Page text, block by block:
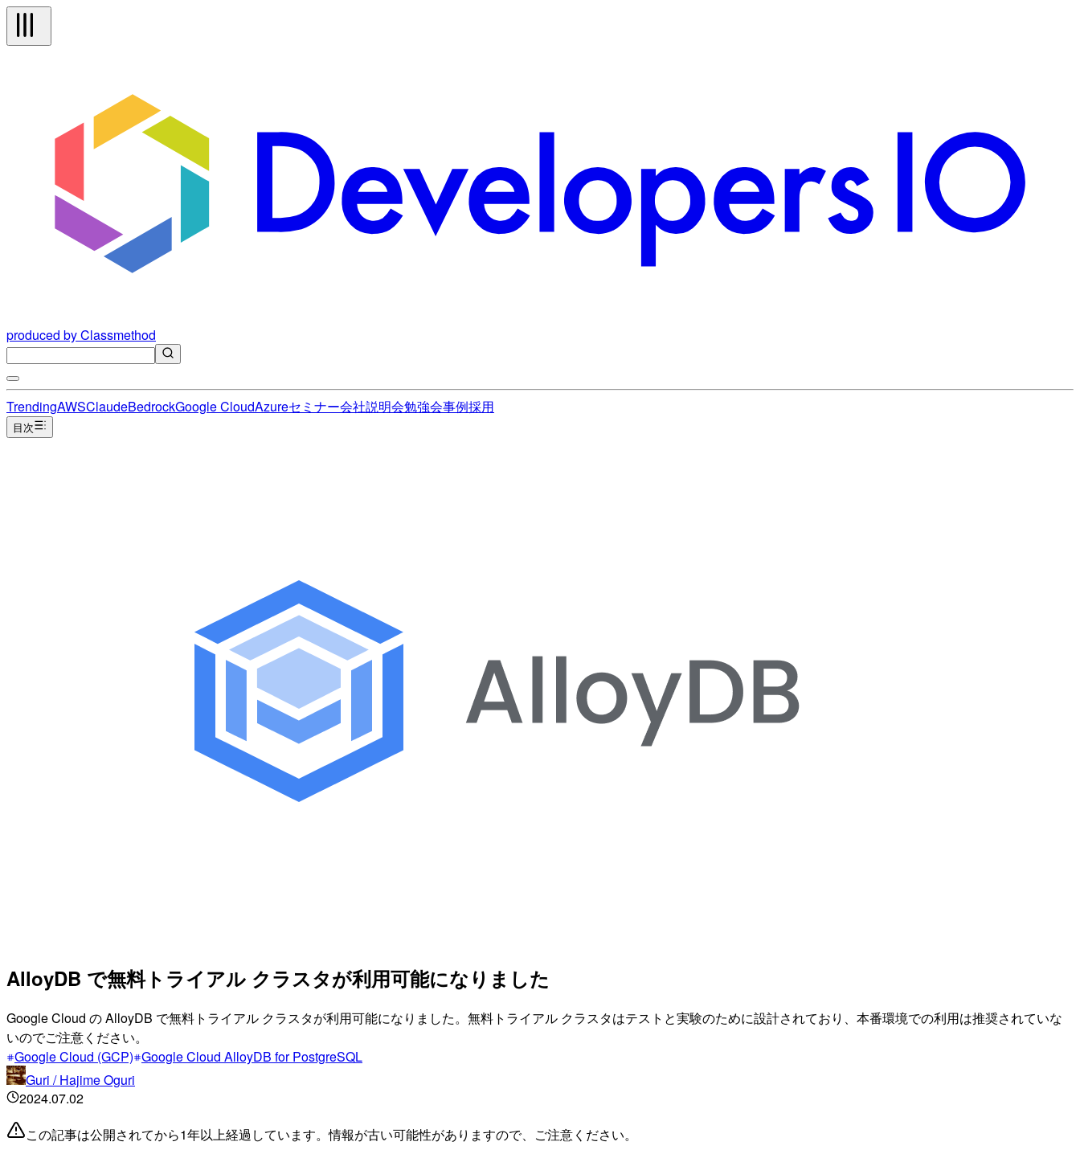
produced by Classmethod
TrendingAWSClaudeBedrockGoogle CloudAzureセミナー会社説明会勉強会事例採用
目次
AlloyDB で無料トライアル クラスタが利用可能になりました
Google Cloud の AlloyDB で無料トライアル クラスタが利用可能になりました。無料トライアル クラスタはテストと実験のために設計されており、本番環境での利用は推奨されていな
いのでご注意ください。
Google Cloud (GCP) Google Cloud AlloyDB for PostgreSQL
Guri / Hajime Oguri
2024.07.02
この記事は公開されてから1年以上経過しています。情報が古い可能性がありますので、ご注意ください。